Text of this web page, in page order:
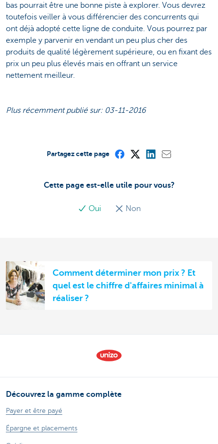
bas pourrait être une bonne piste à explorer. Vous devrez
toutefois veiller à vous différencier des concurrents qui
ont déjà adopté cette ligne de conduite. Vous pourrez par
exemple y parvenir en vendant un peu plus cher des
produits de qualité légèrement supérieure, ou en fixant des
prix un peu plus élevés mais en offrant un service
nettement meilleur.
Plus récemment publié sur: 03-11-2016
Cette page est-elle utile pour vous?
Oui Non
Partagez cette page
Comment déterminer mon prix ? Et
quel est le chiffre d'affaires minimal à
réaliser ?
Découvrez la gamme complète
Payer et être payé
Épargne et placements